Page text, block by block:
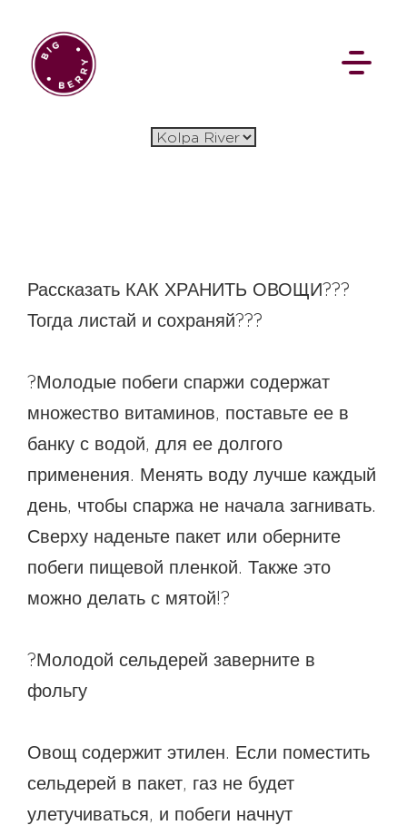
Рассказать КАК ХРАНИТЬ ОВОЩИ???
Тогда листай и сохраняй???
?Молодые побеги спаржи содержат
множество витаминов, поставьте ее в
банку с водой, для ее долгого
применения. Менять воду лучше каждый
день, чтобы спаржа не начала загнивать.
Сверху наденьте пакет или оберните
побеги пищевой пленкой. Также это
можно делать с мятой!?
?Молодой сельдерей заверните в
фольгу
Овощ содержит этилен. Если поместить
сельдерей в пакет, газ не будет
улетучиваться, и побеги начнут
EN SI
BROWSE
Flat Rate
Social Wall
EXPLORE
MASTERMIND BB FASHION DESIGNERS
BERRIES BB PRODUCT DESIGNERS
BB QUOTES
CONNECT
#bigberry
#luxuryoffreedom